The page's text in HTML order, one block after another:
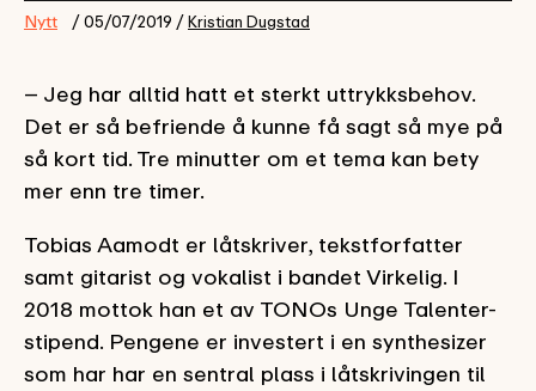
Nytt / 05/07/2019 /Kristian Dugstad
– Jeg har alltid hatt et sterkt uttrykksbehov.
Det er så befriende å kunne få sagt så mye på
så kort tid. Tre minutter om et tema kan bety
mer enn tre timer.
Tobias Aamodt er låtskriver, tekstforfatter
samt gitarist og vokalist i bandet Virkelig. I
2018 mottok han et av TONOs Unge Talenter-
stipend. Pengene er investert i en synthesizer
som har har en sentral plass i låtskrivingen til